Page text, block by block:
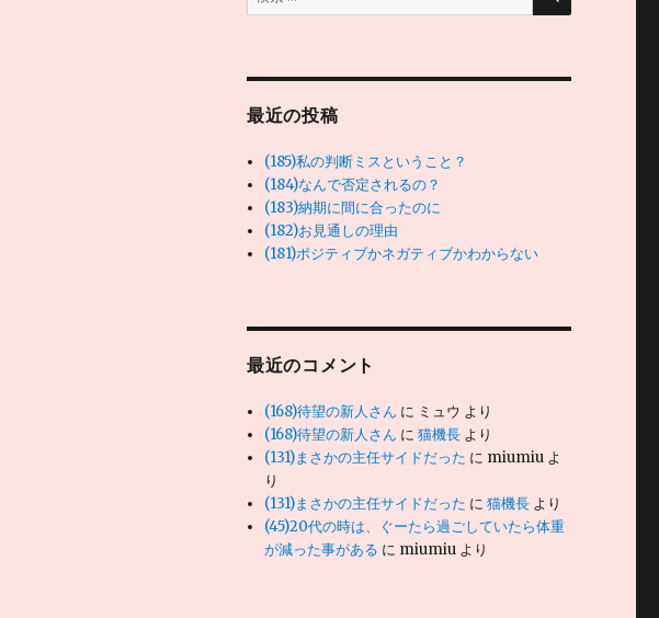
索:
最近の投稿
(185)私の判断ミスということ？
(184)なんで否定されるの？
(183)納期に間に合ったのに
(182)お見通しの理由
(181)ポジティブかネガティブかわからない
最近のコメント
(168)待望の新人さん に ミュウ より
(168)待望の新人さん に猫機長 より
(131)まさかの主任サイドだった に miumiu よ
り
(131)まさかの主任サイドだった に猫機長 より
(45)20代の時は、ぐーたら過ごしていたら体重
が減った事がある に miumiu より